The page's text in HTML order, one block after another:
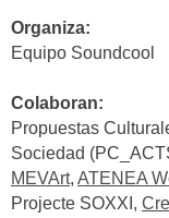
Organiza:
Equipo Soundcool
Colaboran:
Propuestas
Sociedad
MEVArt, ATENEA
Projecte SOXXI,